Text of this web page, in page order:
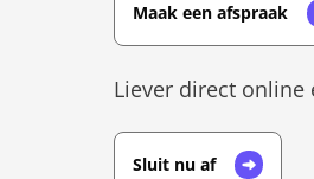
Maak een afspraak
Liever direct online
Sluit nu af